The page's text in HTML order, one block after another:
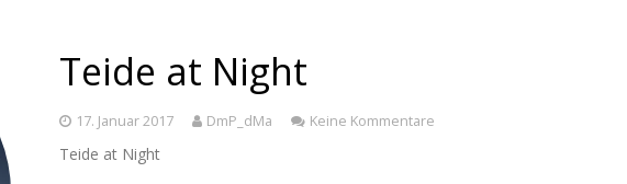
Teide at Night
17. Januar 2017 DmP_dMa Keine Kommentare
Teide at Night